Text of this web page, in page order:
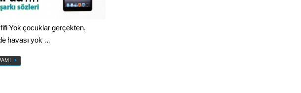
Yok çocuklar gerçekten,
havası yok …